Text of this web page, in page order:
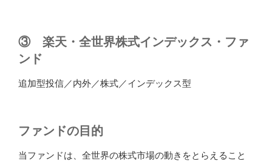
③ 楽天・全世界株式インデックス・ファ
ンド
追加型投信／内外／株式／インデックス型
ファンドの目的
当ファンドは、全世界の株式市場の動きをとらえること